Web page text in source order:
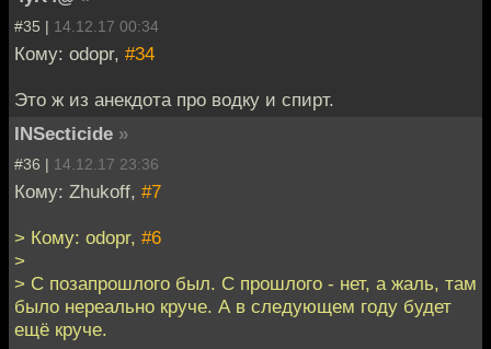
#35 | 14.12.17 00:34
Кому: odopr, #34
Это ж из анекдота про водку и спирт.
INSecticide »
#36 | 14.12.17 23:36
Кому: Zhukoff, #7
> Кому: odopr, #6
>
> С позапрошлого был. С прошлого - нет, а жаль, там
было нереально круче. А в следующем году будет
ещё круче.